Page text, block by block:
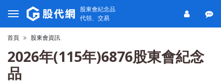
股東會紀念品
代領、交易
首頁 股東會資訊
2026年(115年)6876股東會紀念
品